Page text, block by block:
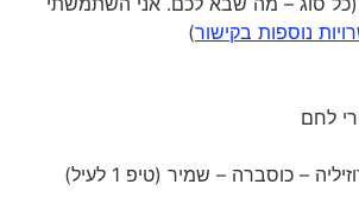
נוספות בקישור)
– כוסברה – שמיר (טיפ 1 לעיל)